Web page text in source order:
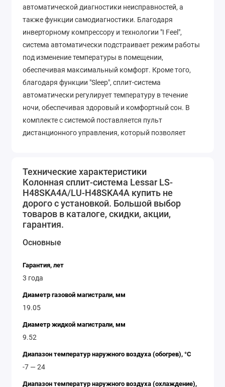
автоматической диагностики неисправностей, а
также функции самодиагностики. Благодаря
инверторному компрессору и технологии "I Feel",
система автоматически подстраивает режим работы
под изменение температуры в помещении,
обеспечивая максимальный комфорт. Кроме того,
благодаря функции "Sleep", сплит-система
автоматически регулирует температуру в течение
ночи, обеспечивая здоровый и комфортный сон. В
комплекте с системой поставляется пульт
дистанционного управления, который позволяет
можно сделать сегодня - приобретайте колонную
сплит-систему Lessar LS-H48SKA4A/LU-H48SKA4A и
наслаждайтесь комфортным климатом в своем доме
или офисе уже сегодня!
Технические характеристики
Колонная сплит-система Lessar LS-
H48SKA4A/LU-H48SKA4A купить не
дорого с установкой. Большой выбор
товаров в каталоге, скидки, акции,
гарантия.
Основные
Гарантия, лет
3 года
Диаметр газовой магистрали, мм
19.05
Диаметр жидкой магистрали, мм
9.52
Диапазон температур наружного воздуха (обогрев), °C
-7 — 24
Диапазон температур наружного воздуха (охлаждение),